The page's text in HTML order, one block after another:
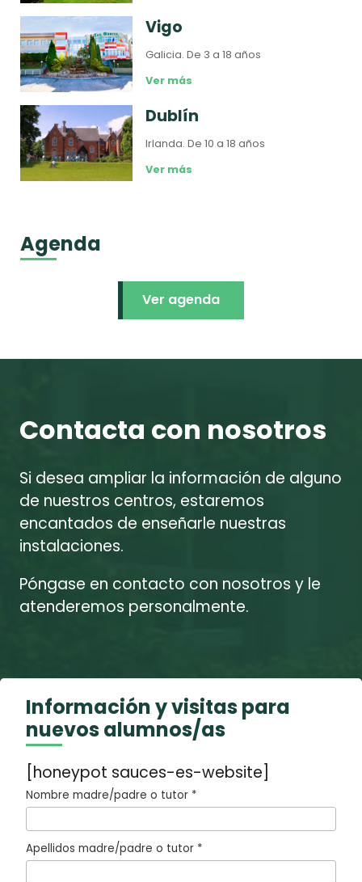
Vigo
Galicia.De 3 a 18 años
Ver más
Dublín
Irlanda.De 10 a 18 años
Ver más
Agenda
Ver agenda
Contacta con nosotros
Si desea ampliar la información de alguno
de nuestros centros, estaremos
encantados de enseñarle nuestras
instalaciones.
Póngase en contacto con nosotros y le
atenderemos personalmente.
Información y visitas para
nuevos alumnos/as
[honeypot sauces-es-website]
Nombre madre/padre o tutor *
Apellidos madre/padre o tutor *